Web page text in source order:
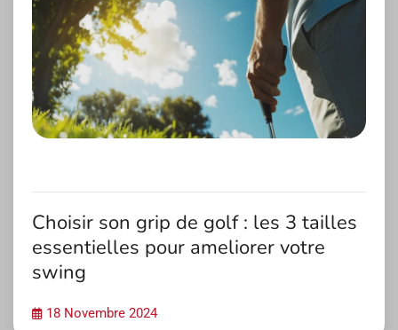
Choisir son grip de golf : les 3 tailles
essentielles pour ameliorer votre
swing
18 Novembre 2024